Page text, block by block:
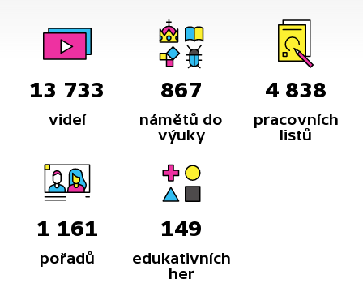
13 733
videí
867
námětů do
výuky
4 838
pracovních
listů
1 161
pořadů
149
edukativních
her